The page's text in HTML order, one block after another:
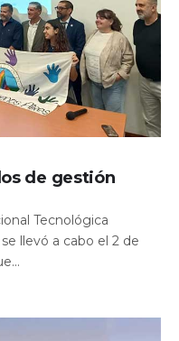
de gestión
Tecnológica
llevó a cabo el 2 de